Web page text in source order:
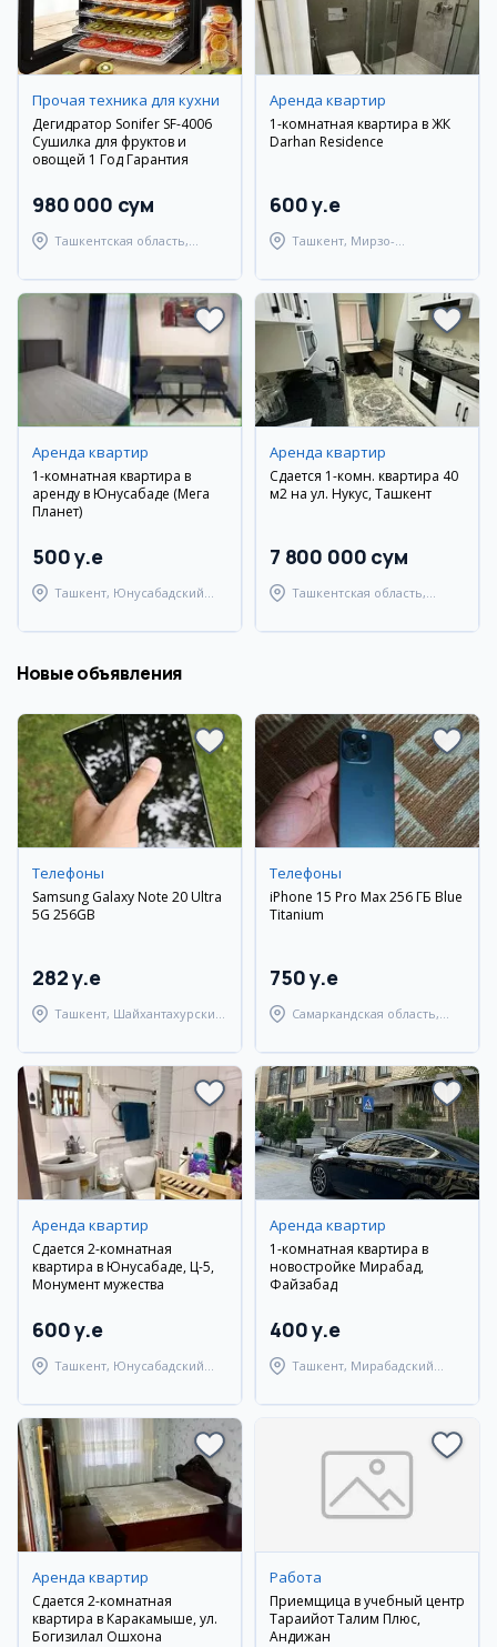
Прочая техника для кухни
Дегидратор Sonifer SF-4006
Сушилка для фруктов и
овощей 1 Год Гарантия
980 000 сум
Ташкентская область,
Аренда квартир
1-комнатная квартира в ЖК
Darhan Residence
600 y.e
Ташкент, Мирзо-
Аренда квартир
1-комнатная квартира в
аренду в Юнусабаде (Мега
Планет)
500 y.e
Ташкент, Юнусабадский
Аренда квартир
Сдается 1-комн. квартира 40
м2 на ул. Нукус, Ташкент
7 800 000 сум
Ташкентская область,
Новые объявления
Телефоны
Samsung Galaxy Note 20 Ultra
5G 256GB
282 y.e
Ташкент, Шайхантахурский
Телефоны
iPhone 15 Pro Max 256 ГБ Blue
Titanium
750 y.e
Самаркандская область,
Аренда квартир
Сдается 2-комнатная
квартира в Юнусабаде, Ц-5,
Монумент мужества
600 y.e
Ташкент, Юнусабадский
Аренда квартир
1-комнатная квартира в
новостройке Мирабад,
Файзабад
400 y.e
Ташкент, Мирабадский
Аренда квартир
Сдается 2-комнатная
квартира в Каракамыше, ул.
Богизилал Ошхона
Работа
Приемщица в учебный центр
Тараққийот Талим Плюс,
Андижан